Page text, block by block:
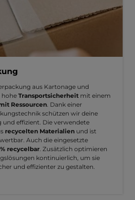
aus Kartonage und
hohe Transportsicherheit mit einem
Ressourcen. Dank einer
schützen wir deine
und effizient. Die verwendete
recycelten Materialien und ist
Auch die eingesetzte
recycelbar. Zusätzlich optimieren
kontinuierlich, um sie
und effizienter zu gestalten.